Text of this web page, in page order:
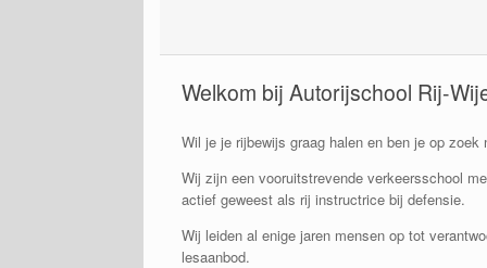
Welkom bij Autorijschool Rij-
Wil je je rijbewijs graag halen en ben je op
Wij zijn een vooruitstrevende verkeersschool
actief geweest als rij instructrice bij defensie.
Wij leiden al enige jaren mensen op tot
lesaanbod.